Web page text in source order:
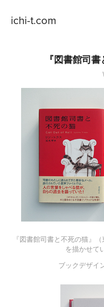
ichi-t.com
『図書館司
『図書館司書と不死の猫』
を描かせて
ブックデザイ